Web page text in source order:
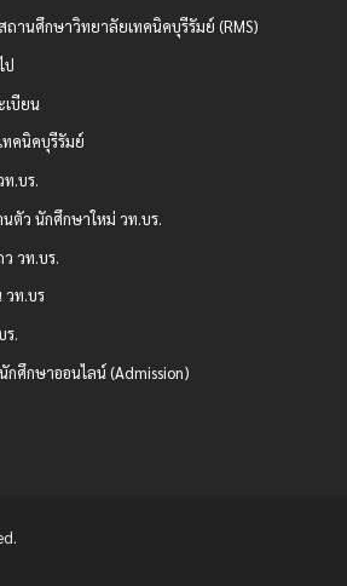
ถานศึกษาวิทยาลัยเทคนิคบุรีรัมย์ (RMS)
ป
เบียน
คนิคบุรีรัมย์
ท.บร.
ตัว นักศึกษาใหม่ วท.บร.
วท.บร.
วท.บร
ร.
กศึกษาออนไลน์ (Admission)